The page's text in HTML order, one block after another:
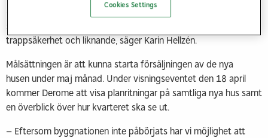
–Många barnfamiljer tycker om att kunna leva på markplan, att
sova på samma våningsplan och inte behöva fundera över
trappsäkerhet och liknande, säger Karin Hellzén.
Målsättningen är att kunna starta försäljningen av de nya
husen under maj månad. Under visningseventet den 18 april
kommer Derome att visa planritningar på samtliga nya hus samt
en överblick över hur kvarteret ska se ut.
– Eftersom byggnationen inte påbörjats har vi möjlighet att
Cookies Settings